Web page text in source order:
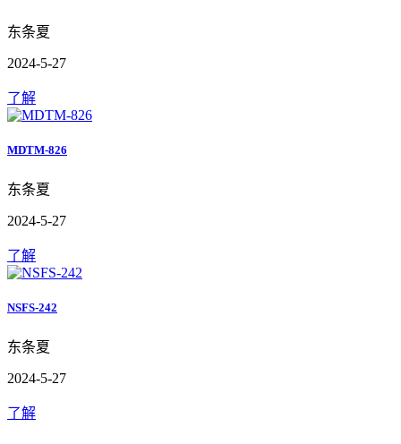
东条夏
2024-5-27
了解
MDTM-826
东条夏
2024-5-27
了解
NSFS-242
东条夏
2024-5-27
了解